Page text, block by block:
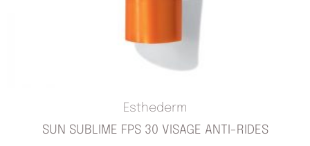
Esthederm
SUN SUBLIME FPS 30 VISAGE ANTI-RIDES